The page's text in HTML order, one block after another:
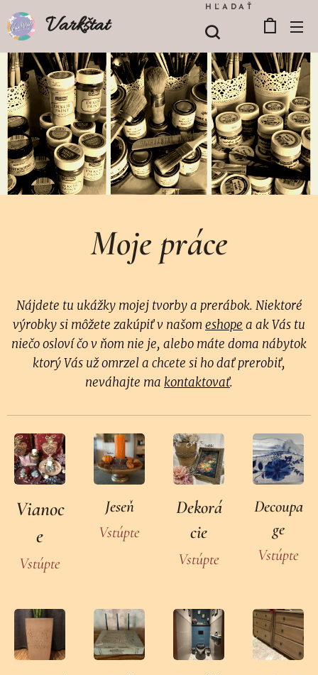
Varkštat
HĽADAŤ
Moje práce
Nájdete tu ukážky mojej tvorby a prerábok. Niektoré
výrobkysi môžete zakúpiť v našomeshope a ak Vás tu
niečo osloví čo v ňom nie je, alebo máte doma nábytok
ktorý Vás už omrzel a chcete si ho dať prerobiť,
neváhajte ma kontaktovať.
Vianoc
e
Vstúpte
Jeseň
Vstúpte
Dekorá
cie
Vstúpte
Decoupa
ge
Vstúpte